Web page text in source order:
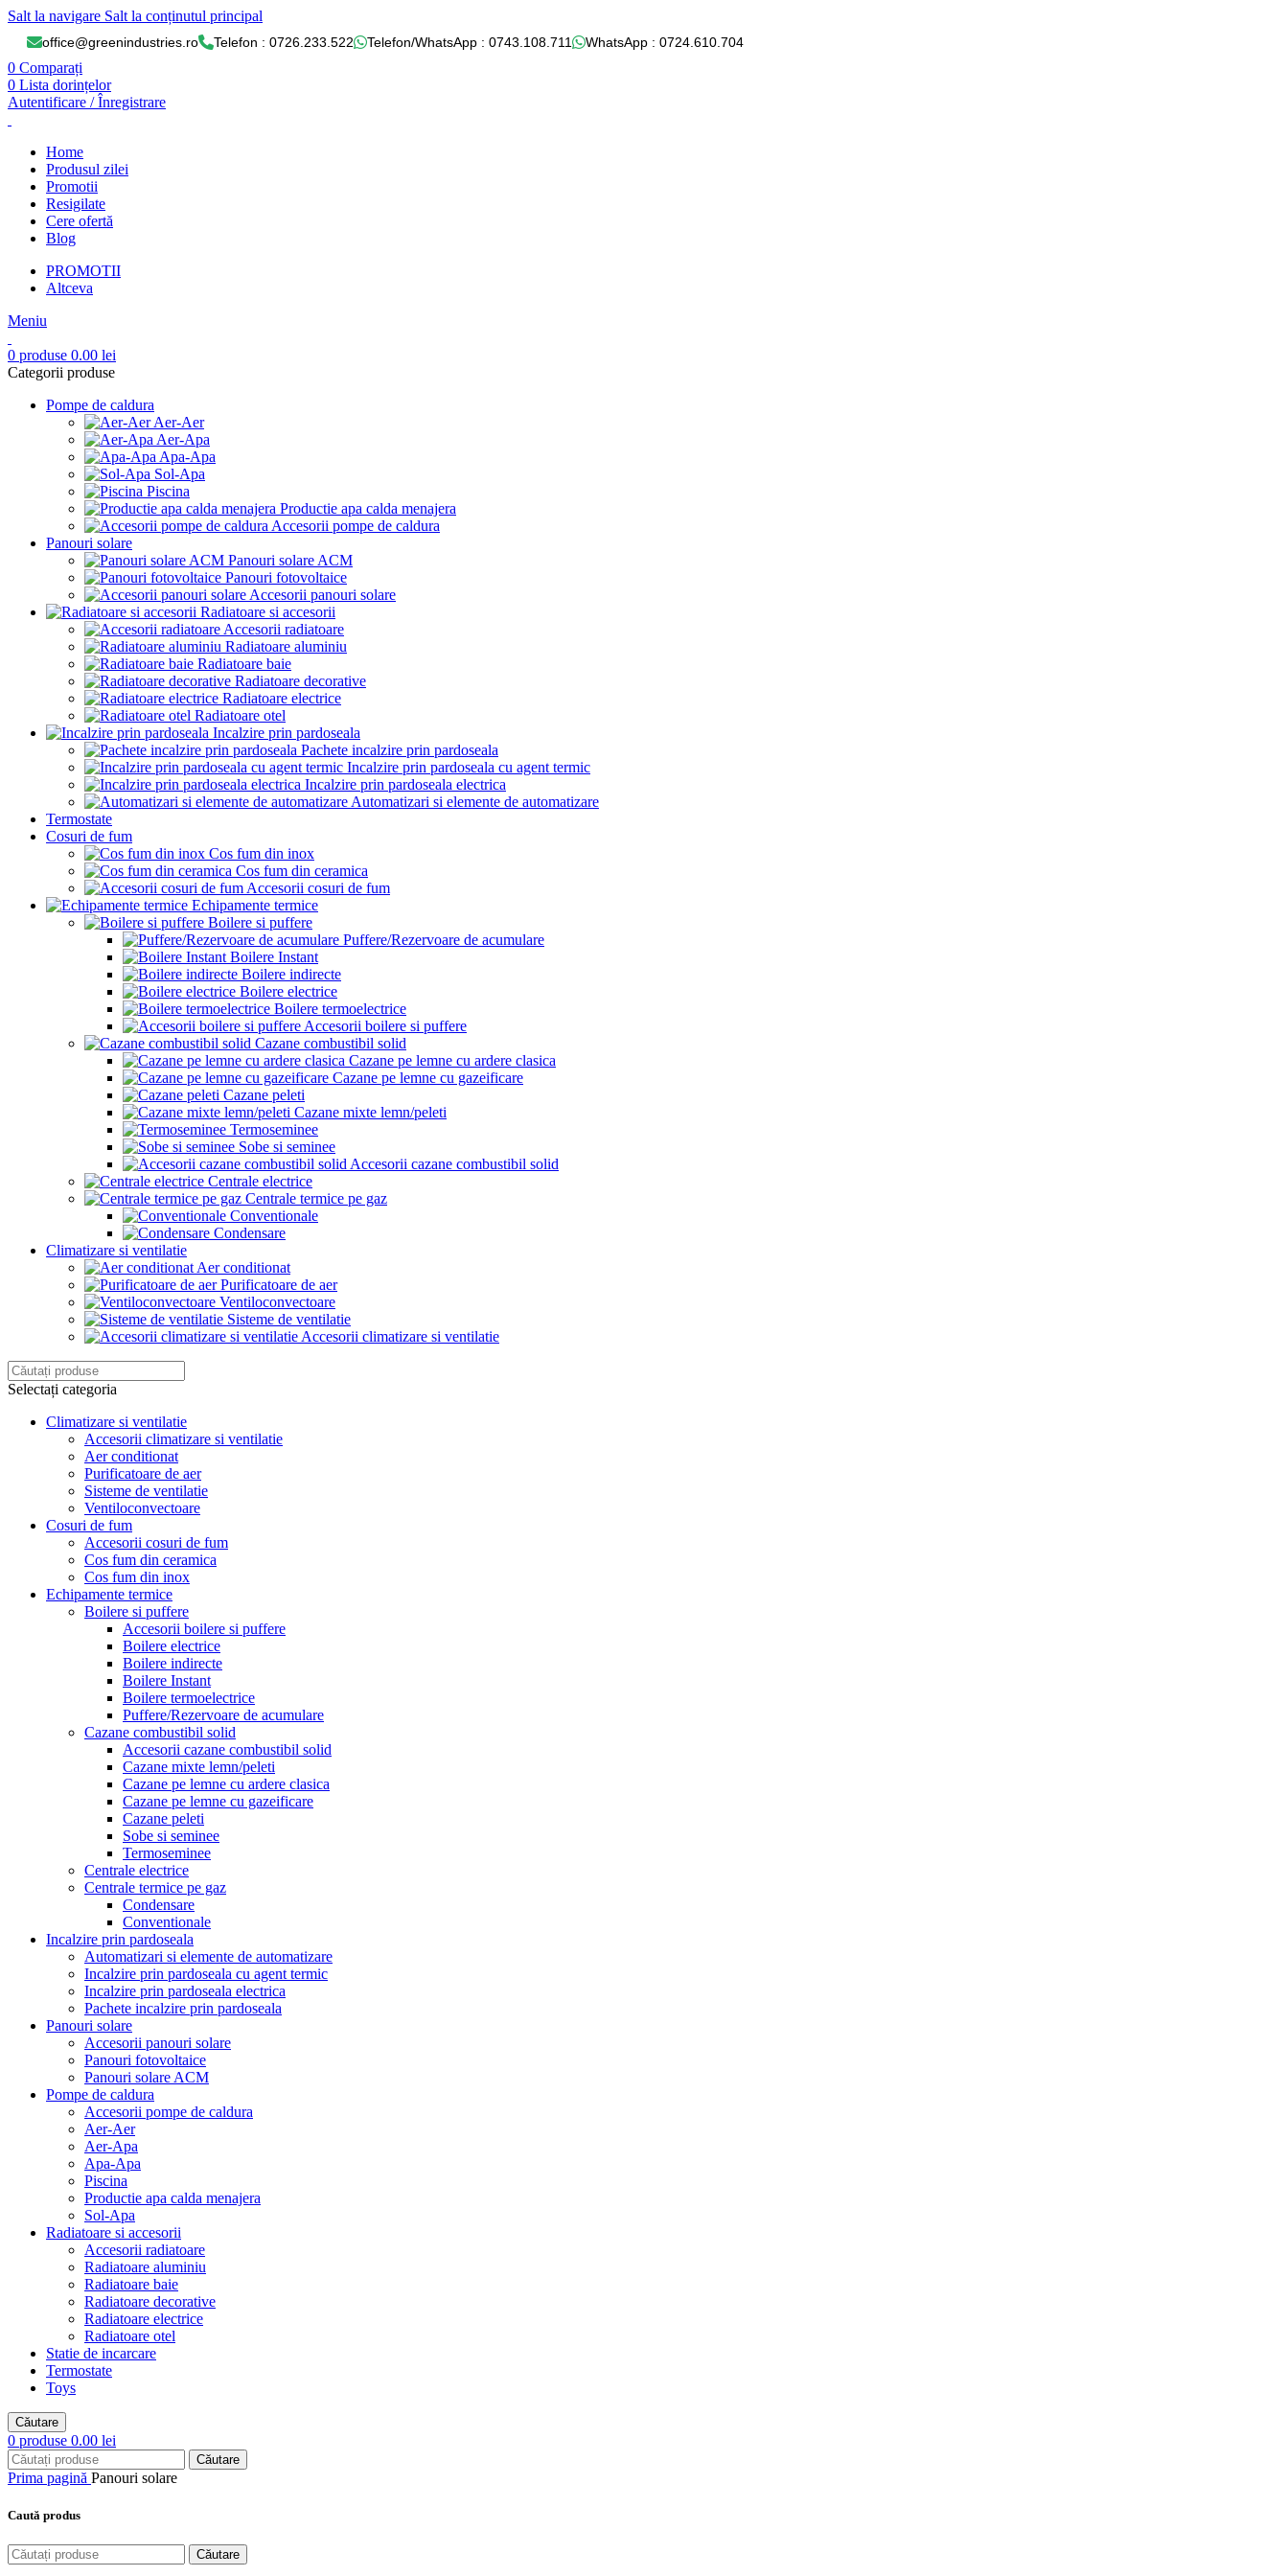
Salt la navigare Salt la conținutul principal
office@greenindustries.ro Telefon : 0726.233.522 Telefon/WhatsApp : 0743.108.711 WhatsApp : 0724.610.704
0 Comparați
0 Lista dorințelor
Autentificare / Înregistrare
Home
Produsul zilei
Promotii
Resigilate
Cere ofertă
Blog
PROMOTII
Altceva
Meniu
0 produse 0.00 lei
Categorii produse
Pompe de caldura
Aer-Aer
Aer-Apa
Apa-Apa
Sol-Apa
Piscina
Productie apa calda menajera
Accesorii pompe de caldura
Panouri solare
Panouri solare ACM
Panouri fotovoltaice
Accesorii panouri solare
Radiatoare si accesorii
Accesorii radiatoare
Radiatoare aluminiu
Radiatoare baie
Radiatoare decorative
Radiatoare electrice
Radiatoare otel
Incalzire prin pardoseala
Pachete incalzire prin pardoseala
Incalzire prin pardoseala cu agent termic
Incalzire prin pardoseala electrica
Automatizari si elemente de automatizare
Termostate
Cosuri de fum
Cos fum din inox
Cos fum din ceramica
Accesorii cosuri de fum
Echipamente termice
Boilere si puffere
Puffere/Rezervoare de acumulare
Boilere Instant
Boilere indirecte
Boilere electrice
Boilere termoelectrice
Accesorii boilere si puffere
Cazane combustibil solid
Cazane pe lemne cu ardere clasica
Cazane pe lemne cu gazeificare
Cazane peleti
Cazane mixte lemn/peleti
Termoseminee
Sobe si seminee
Accesorii cazane combustibil solid
Centrale electrice
Centrale termice pe gaz
Conventionale
Condensare
Climatizare si ventilatie
Aer conditionat
Purificatoare de aer
Ventiloconvectoare
Sisteme de ventilatie
Accesorii climatizare si ventilatie
Selectați categoria
Climatizare si ventilatie
Accesorii climatizare si ventilatie
Aer conditionat
Purificatoare de aer
Sisteme de ventilatie
Ventiloconvectoare
Cosuri de fum
Accesorii cosuri de fum
Cos fum din ceramica
Cos fum din inox
Echipamente termice
Boilere si puffere
Accesorii boilere si puffere
Boilere electrice
Boilere indirecte
Boilere Instant
Boilere termoelectrice
Puffere/Rezervoare de acumulare
Cazane combustibil solid
Accesorii cazane combustibil solid
Cazane mixte lemn/peleti
Cazane pe lemne cu ardere clasica
Cazane pe lemne cu gazeificare
Cazane peleti
Sobe si seminee
Termoseminee
Centrale electrice
Centrale termice pe gaz
Condensare
Conventionale
Incalzire prin pardoseala
Automatizari si elemente de automatizare
Incalzire prin pardoseala cu agent termic
Incalzire prin pardoseala electrica
Pachete incalzire prin pardoseala
Panouri solare
Accesorii panouri solare
Panouri fotovoltaice
Panouri solare ACM
Pompe de caldura
Accesorii pompe de caldura
Aer-Aer
Aer-Apa
Apa-Apa
Piscina
Productie apa calda menajera
Sol-Apa
Radiatoare si accesorii
Accesorii radiatoare
Radiatoare aluminiu
Radiatoare baie
Radiatoare decorative
Radiatoare electrice
Radiatoare otel
Statie de incarcare
Termostate
Toys
Căutare
0 produse 0.00 lei
Căutare
Prima pagină Panouri solare
Caută produs
Căutare